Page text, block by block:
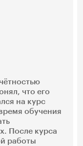
что его
на курс
обучения
После курса
работы